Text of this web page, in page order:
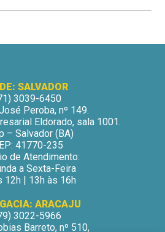
SALVADOR
3039-6450
Peroba, nº 149.
Eldorado, sala 1001.
– Salvador (BA)
41770-235
de Atendimento:
a Sexta-Feira
12h | 13h às 16h
ARACAJU
3022-5966
Barreto, nº 510,